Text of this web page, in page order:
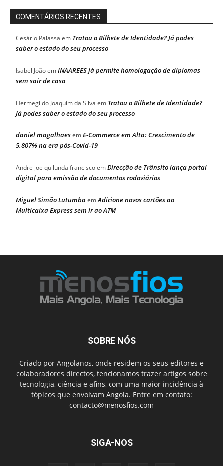
COMENTÁRIOS RECENTES
Cesário Palassa em Tratou o Bilhete de Identidade? Já podes
saber o estado do seu processo
Isabel JoãoemINAAREES já permite homologação de diplomas
sem sair de casa
Hermegildo Joaquim da Silva em Tratou o Bilhete de Identidade?
Já podes saber o estado do seu processo
daniel magalhaesemE-Commerce em Alta: Crescimento de
5.807% na era pós-Covid-19
Andre joe quilunda franciscoemDirecção de Trânsito lança portal
digital para emissão de documentos rodoviários
Miguel Simão LutumbaemAdicione novos cartões ao
Multicaixa Express sem ir ao ATM
SOBRE NÓS
Criado por Angolanos, onde residem os seus editores e
colaboradores directos, tencionamos trazer artigos sobre
tecnologia, ciência e afins, com uma maior incidência à
tópicos que envolvam Angola. Entre em contato:
contacto@menosfios.com
SIGA-NOS